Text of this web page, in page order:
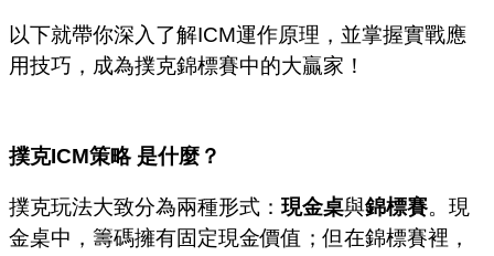
以下就帶你深入了解ICM運作原理，並掌握實戰應
用技巧，成為撲克錦標賽中的大贏家！
撲克ICM策略 是什麼？
撲克玩法大致分為兩種形式： 現金桌與錦標賽。現
金桌中，籌碼擁有固定現金價值；但在錦標賽裡，